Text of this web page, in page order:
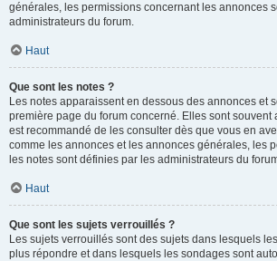
générales, les permissions concernant les annonces
administrateurs du forum.
Haut
Que sont les notes ?
Les notes apparaissent en dessous des annonces et
première page du forum concerné. Elles sont souvent
est recommandé de les consulter dès que vous en
comme les annonces et les annonces générales, les
les notes sont définies par les administrateurs du
Haut
Que sont les sujets verrouillés ?
Les sujets verrouillés sont des sujets dans lesquels
plus répondre et dans lesquels les sondages sont